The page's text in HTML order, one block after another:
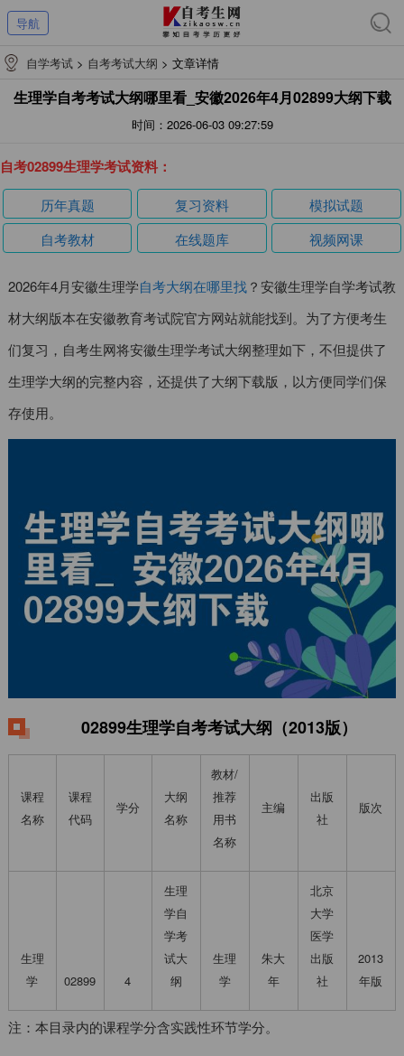
导航
自学考试 > 自考考试大纲 > 文章详情
生理学自考考试大纲哪里看_安徽2026年4月02899大纲下载
时间：2026-06-03 09:27:59
自考02899生理学考试资料：
历年真题 复习资料
模拟试题
自考教材
在线题库 视频网课
2026年4月安徽生理学自考大纲在哪里找？安徽生理学自学考试教
材大纲版本在安徽教育考试院官方网站就能找到。为了方便考生
们复习，自考生网将安徽生理学考试大纲整理如下，不但提供了
生理学大纲的完整内容，还提供了大纲下载版，以方便同学们保
存使用。
02899生理学自考考试大纲（2013版）
课程
名称
课程
代码
学分
大纲
名称
教材/
推荐
用书
名称
主编
出版
社
版次
生理
学
02899 4
生理
学自
学考
试大
纲
生理
学
朱大
年
北京
大学
医学
出版
社
2013
年版
注：本目录内的课程学分含实践性环节学分。